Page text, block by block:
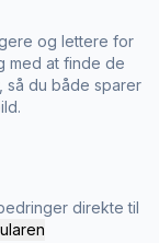
og lettere for
med at finde de
så du både sparer
direkte til